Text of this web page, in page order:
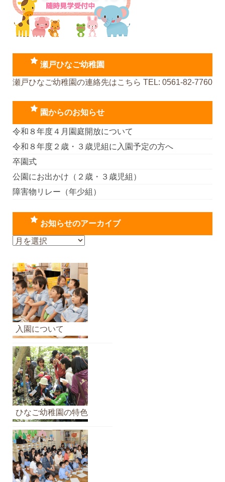
瀬戸ひなご幼稚園
瀬戸ひなご幼稚園の連絡先はこちら TEL: 0561-82-7760
園からのお知らせ
令和８年度４月園庭開放について
令和８年度２歳・３歳児組に入園予定の方へ
卒園式
公園にお出かけ（２歳・３歳児組）
障害物リレー（年少組）
お知らせのアーカイブ
お
ら
せ
の
ア
ー
カ
イ
ブ
入園について
ひなご幼稚園の特色